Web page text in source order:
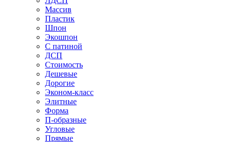
Массив
Пластик
Шпон
Экошпон
С патиной
ДСП
Стоимость
Дешевые
Дорогие
Эконом-класс
Элитные
Форма
П-образные
Угловые
Прямые